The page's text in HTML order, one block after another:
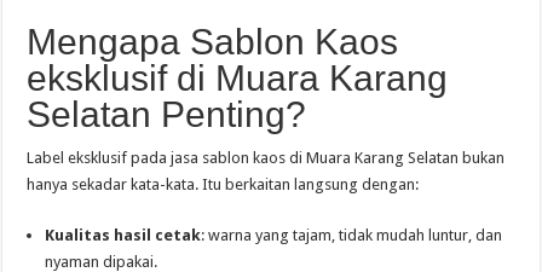
Mengapa Sablon Kaos
eksklusif di Muara Karang
Selatan Penting?
Label eksklusif pada jasa sablon kaos di Muara Karang Selatan bukan
hanya sekadar kata-kata. Itu berkaitan langsung dengan:
Kualitas hasil cetak: warna yang tajam, tidak mudah luntur, dan
nyaman dipakai.